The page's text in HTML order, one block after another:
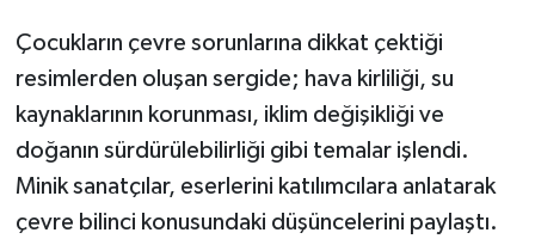
Çocukların çevre sorunlarına dikkat çektiği
resimlerden oluşan sergide; hava kirliliği, su
kaynaklarının korunması, iklim değişikliği ve
doğanın sürdürülebilirliği gibi temalar işlendi.
Minik sanatçılar, eserlerini katılımcılara anlatarak
çevre bilinci konusundaki düşüncelerini paylaştı.